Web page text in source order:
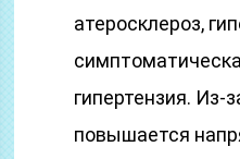
атеросклероз,
гипертензия. Из-
повышается